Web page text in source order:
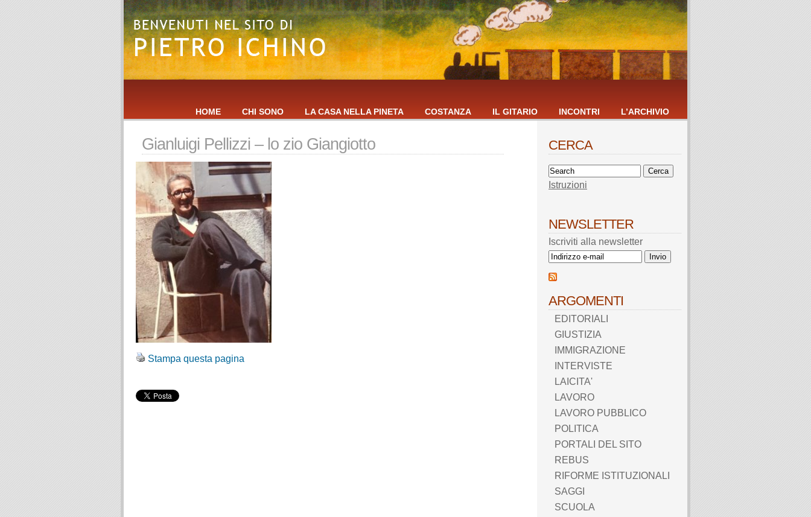
HOME CHI SONO LA CASA NELLA PINETA COSTANZA IL GITARIO INCONTRI L’ARCHIVIO
Gianluigi Pellizzi – lo zio Giangiotto
Stampa questa pagina
CERCA
Istruzioni
NEWSLETTER
Iscriviti alla newsletter
ARGOMENTI
EDITORIALI
GIUSTIZIA
IMMIGRAZIONE
INTERVISTE
LAICITA'
LAVORO
LAVORO PUBBLICO
POLITICA
PORTALI DEL SITO
REBUS
RIFORME ISTITUZIONALI
SAGGI
SCUOLA